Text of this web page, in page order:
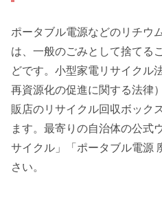
ポータブル電源などのリチウ
は、一般のごみとして捨てる
どです。小型家電リサイクル
再資源化の促進に関する法律
販店のリサイクル回収ボック
ます。最寄りの自治体の公式
サイクル」「ポータブル電源
さい。